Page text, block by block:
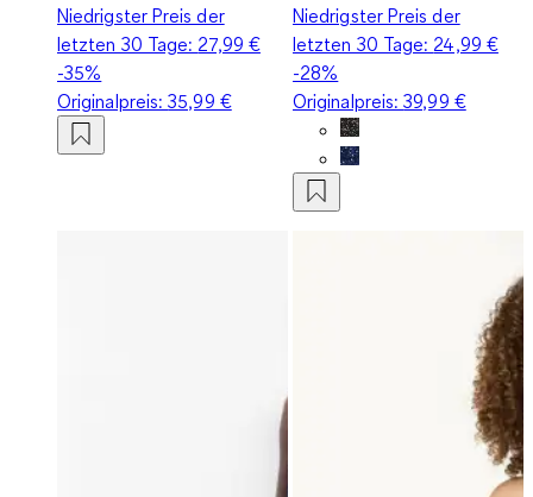
Niedrigster Preis der
letzten 30 Tage: 27,99 €
-35%
Originalpreis:35,99 €
Niedrigster Preis der
letzten 30 Tage: 24,99 €
-28%
Originalpreis:39,99 €